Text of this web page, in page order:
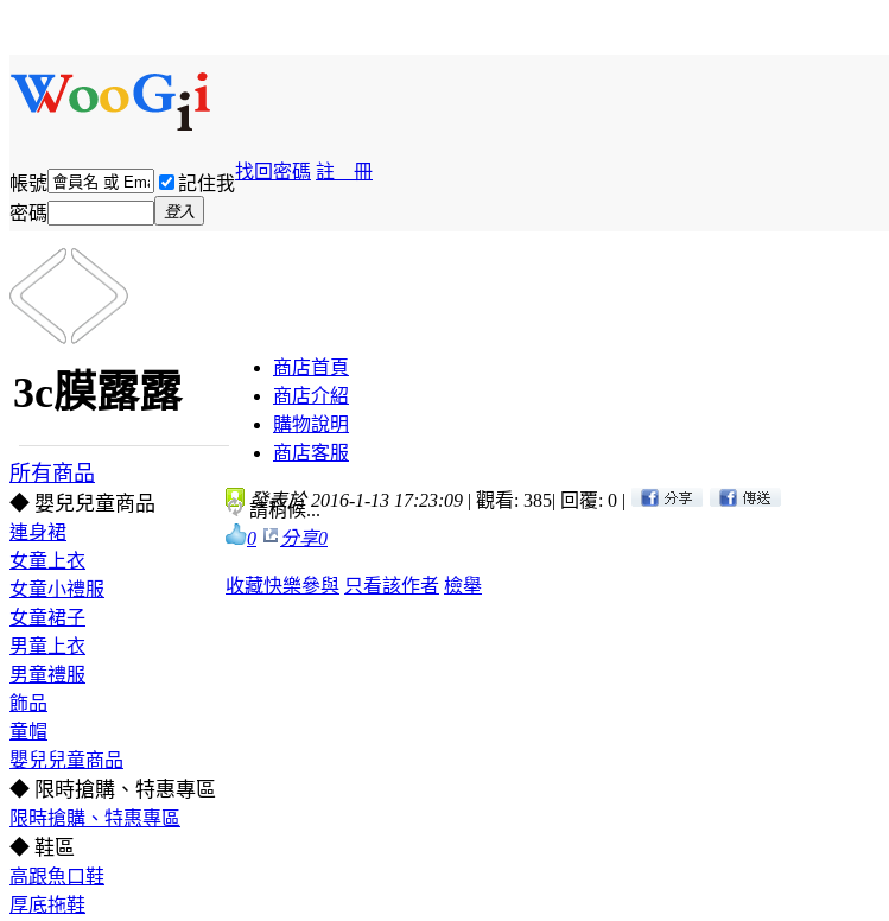
帳號 記住我
找回密碼 註 冊
密碼 登入
3c膜露露
所有商品
◆ 嬰兒兒童商品
連身裙
女童上衣
女童小禮服
女童裙子
男童上衣
男童禮服
飾品
童帽
嬰兒兒童商品
◆ 限時搶購、特惠專區
限時搶購、特惠專區
◆ 鞋區
高跟魚口鞋
厚底拖鞋
商店首頁
商店介紹
購物說明
商店客服
發表於 2016-1-13 17:23:09 | 觀看: 385| 回覆: 0 |
請稍候...
0
分享0
收藏快樂參與 只看該作者 檢舉